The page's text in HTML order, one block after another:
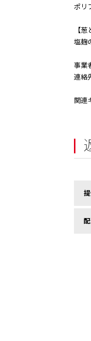
ポリ
【葱
塩麹
事業
連絡
関連